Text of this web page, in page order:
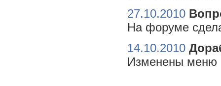
27.10.2010
На форуме
14.10.2010
Изменены меню